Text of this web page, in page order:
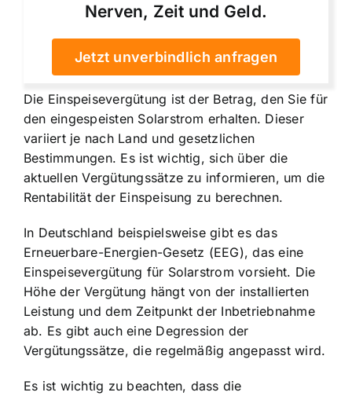
Nerven, Zeit und Geld.
Jetzt unverbindlich anfragen
Die Einspeisevergütung ist der Betrag, den Sie für
den eingespeisten Solarstrom erhalten. Dieser
variiert je nach Land und gesetzlichen
Bestimmungen. Es ist wichtig, sich über die
aktuellen Vergütungssätze zu informieren, um die
Rentabilität der Einspeisung zu berechnen.
In Deutschland beispielsweise gibt es das
Erneuerbare-Energien-Gesetz (EEG), das eine
Einspeisevergütung für Solarstrom vorsieht. Die
Höhe der Vergütung hängt von der installierten
Leistung und dem Zeitpunkt der Inbetriebnahme
ab. Es gibt auch eine Degression der
Vergütungssätze, die regelmäßig angepasst wird.
Es ist wichtig zu beachten, dass die